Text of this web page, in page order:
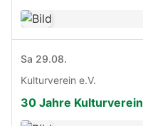
Sa 29.08.
Kulturverein e.V.
30 Jahre Kulturverein